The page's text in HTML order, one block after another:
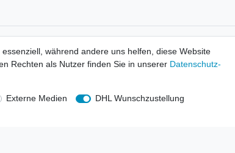
rechtssicher verkaufen
Wir versenden mit
während andere uns helfen, diese Website
Rechten als Nutzer finden Sie in unserer Daten­schutz­
Externe Medien
DHL Wunschzustellung